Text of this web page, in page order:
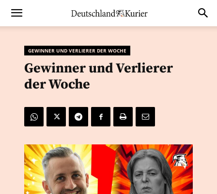
GEWINNER UND VERLIERER DER WOCHE
Gewinner und Verlierer
der Woche